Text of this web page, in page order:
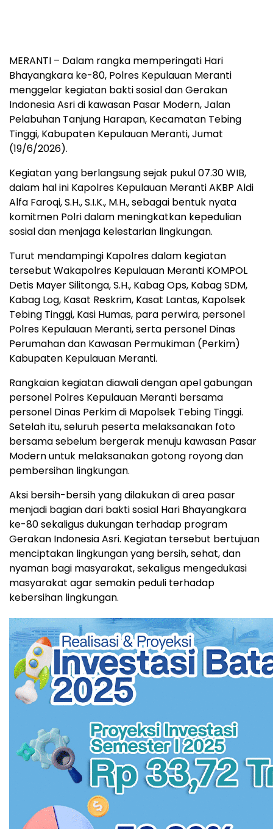
MERANTI – Dalam rangka memperingati Hari
Bhayangkara ke-80, Polres Kepulauan Meranti
menggelar kegiatan bakti sosial dan Gerakan
Indonesia Asri di kawasan Pasar Modern, Jalan
Pelabuhan Tanjung Harapan, Kecamatan Tebing
Tinggi, Kabupaten Kepulauan Meranti, Jumat
(19/6/2026).
Kegiatan yang berlangsung sejak pukul 07.30 WIB,
dalam hal ini Kapolres Kepulauan Meranti AKBP Aldi
Alfa Faroqi, S.H., S.I.K., M.H., sebagai bentuk nyata
komitmen Polri dalam meningkatkan kepedulian
sosial dan menjaga kelestarian lingkungan.
Turut mendampingi Kapolres dalam kegiatan
tersebut Wakapolres Kepulauan Meranti KOMPOL
Detis Mayer Silitonga, S.H., Kabag Ops, Kabag SDM,
Kabag Log, Kasat Reskrim, Kasat Lantas, Kapolsek
Tebing Tinggi, Kasi Humas, para perwira, personel
Polres Kepulauan Meranti, serta personel Dinas
Perumahan dan Kawasan Permukiman (Perkim)
Kabupaten Kepulauan Meranti.
Rangkaian kegiatan diawali dengan apel gabungan
personel Polres Kepulauan Meranti bersama
personel Dinas Perkim di Mapolsek Tebing Tinggi.
Setelah itu, seluruh peserta melaksanakan foto
bersama sebelum bergerak menuju kawasan Pasar
Modern untuk melaksanakan gotong royong dan
pembersihan lingkungan.
Aksi bersih-bersih yang dilakukan di area pasar
menjadi bagian dari bakti sosial Hari Bhayangkara
ke-80 sekaligus dukungan terhadap program
Gerakan Indonesia Asri. Kegiatan tersebut bertujuan
menciptakan lingkungan yang bersih, sehat, dan
nyaman bagi masyarakat, sekaligus mengedukasi
masyarakat agar semakin peduli terhadap
kebersihan lingkungan.